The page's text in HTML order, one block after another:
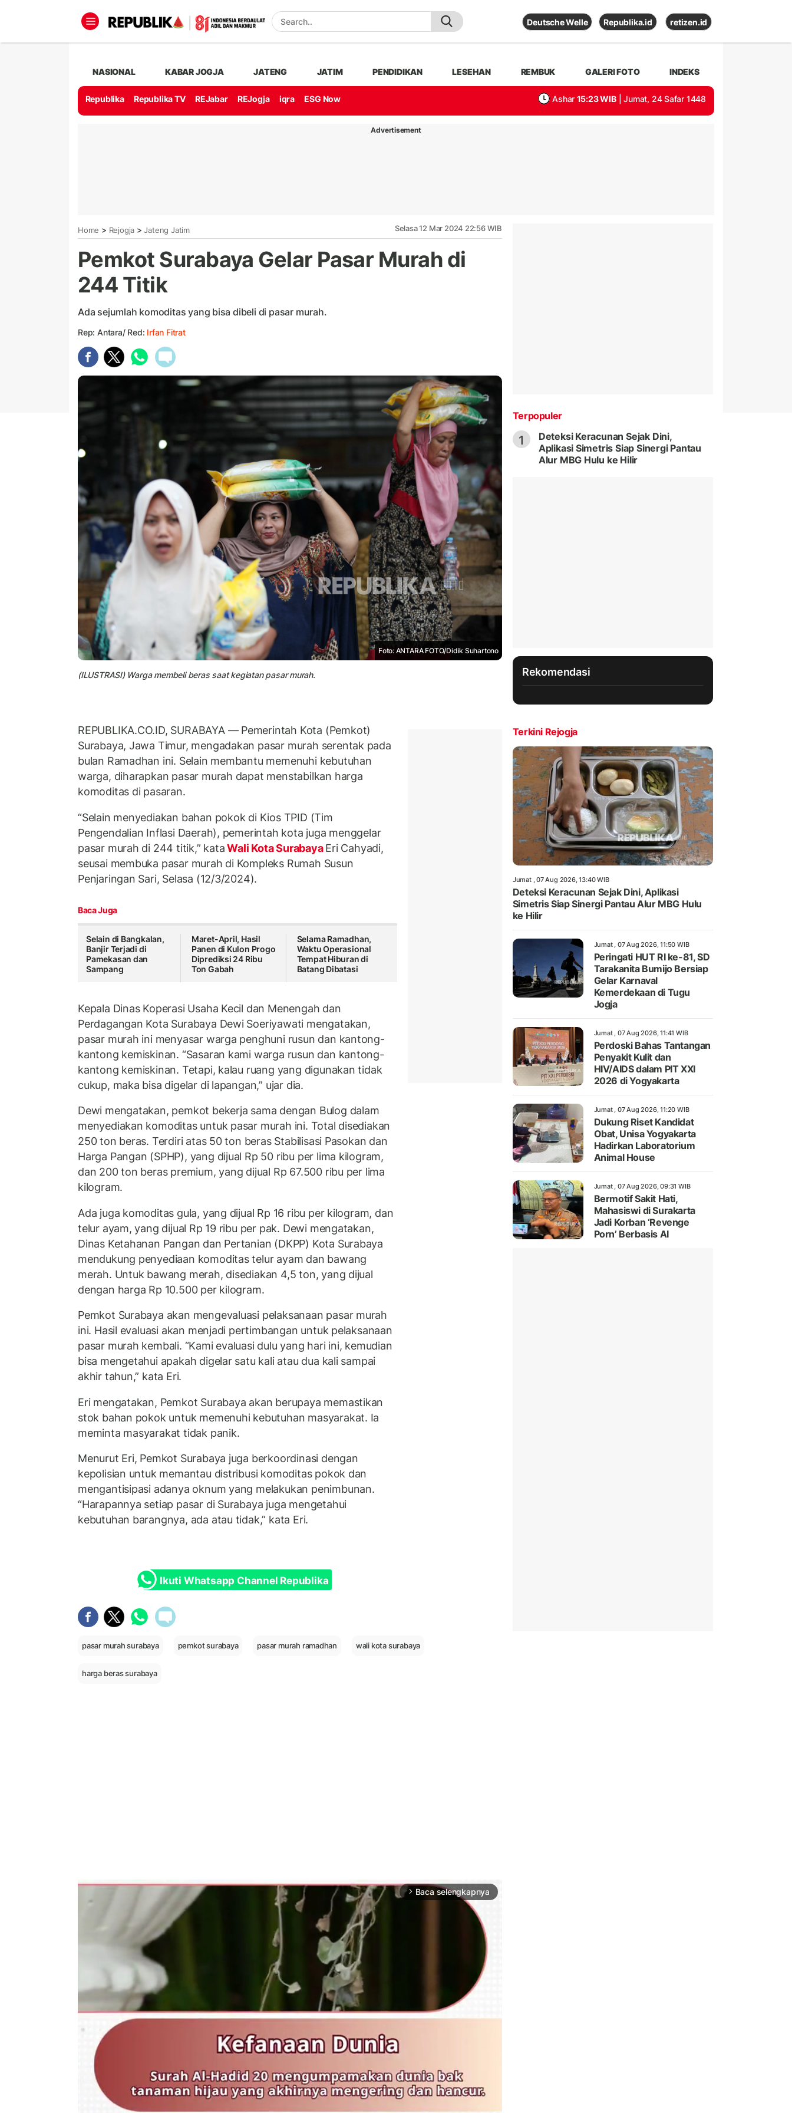
Deutsche Welle Republika.id retizen.id
NASIONAL KABAR JOGJA JATENG JATIM PENDIDIKAN LESEHAN REMBUK GALERI FOTO INDEKS
Republika Republika TV REJabar REJogja iqra ESG Now Ashar 15:23 WIB | Jumat, 24 Safar 1448
Advertisement
Home > Rejogja > Jateng Jatim Selasa 12 Mar 2024 22:56 WIB
Pemkot Surabaya Gelar Pasar Murah di
244 Titik
Ada sejumlah komoditas yang bisa dibeli di pasar murah.
Rep: Antara/ Red: Irfan Fitrat
Foto: ANTARA FOTO/Didik Suhartono
(ILUSTRASI) Warga membeli beras saat kegiatan pasar murah.
REPUBLIKA.CO.ID, SURABAYA — Pemerintah Kota (Pemkot)
Surabaya, Jawa Timur, mengadakan pasar murah serentak pada
bulan Ramadhan ini. Selain membantu memenuhi kebutuhan
warga, diharapkan pasar murah dapat menstabilkan harga
komoditas di pasaran.
“Selain menyediakan bahan pokok di Kios TPID (Tim
Pengendalian Inflasi Daerah), pemerintah kota juga menggelar
pasar murah di 244 titik,” kataWali Kota SurabayaEri Cahyadi,
seusai membuka pasar murah di Kompleks Rumah Susun
Penjaringan Sari, Selasa (12/3/2024).
Baca Juga
Selain di Bangkalan,
Banjir Terjadi di
Pamekasan dan
Sampang
Maret-April, Hasil
Panen di Kulon Progo
Diprediksi 24 Ribu
Ton Gabah
Selama Ramadhan,
Waktu Operasional
Tempat Hiburan di
Batang Dibatasi
Kepala Dinas Koperasi Usaha Kecil dan Menengah dan
Perdagangan Kota Surabaya Dewi Soeriyawati mengatakan,
pasar murah ini menyasar warga penghuni rusun dan kantong-
kantong kemiskinan. “Sasaran kami warga rusun dan kantong-
kantong kemiskinan. Tetapi, kalau ruang yang digunakan tidak
cukup, maka bisa digelar di lapangan,” ujar dia.
Dewi mengatakan, pemkot bekerja sama dengan Bulog dalam
menyediakan komoditas untuk pasar murah ini. Total disediakan
250 ton beras. Terdiri atas 50 ton beras Stabilisasi Pasokan dan
Harga Pangan (SPHP), yang dijual Rp 50 ribu per lima kilogram,
dan 200 ton beras premium, yang dijual Rp 67.500 ribu per lima
kilogram.
Ada juga komoditas gula, yang dijual Rp 16 ribu per kilogram, dan
telur ayam, yang dijual Rp 19 ribu per pak. Dewi mengatakan,
Dinas Ketahanan Pangan dan Pertanian (DKPP) Kota Surabaya
mendukung penyediaan komoditas telur ayam dan bawang
merah. Untuk bawang merah, disediakan 4,5 ton, yang dijual
dengan harga Rp 10.500 per kilogram.
Pemkot Surabaya akan mengevaluasi pelaksanaan pasar murah
ini. Hasil evaluasi akan menjadi pertimbangan untuk pelaksanaan
pasar murah kembali. “Kami evaluasi dulu yang hari ini, kemudian
bisa mengetahui apakah digelar satu kali atau dua kali sampai
akhir tahun,” kata Eri.
Eri mengatakan, Pemkot Surabaya akan berupaya memastikan
stok bahan pokok untuk memenuhi kebutuhan masyarakat. Ia
meminta masyarakat tidak panik.
Menurut Eri, Pemkot Surabaya juga berkoordinasi dengan
kepolisian untuk memantau distribusi komoditas pokok dan
mengantisipasi adanya oknum yang melakukan penimbunan.
“Harapannya setiap pasar di Surabaya juga mengetahui
kebutuhan barangnya, ada atau tidak,” kata Eri.
Ikuti Whatsapp Channel Republika
pasar murah surabaya pemkot surabaya pasar murah ramadhan wali kota surabaya
harga beras surabaya
arrow_forward_ios Baca selengkapnya
Terpopuler
1
Deteksi Keracunan Sejak Dini,
Aplikasi Simetris Siap Sinergi Pantau
Alur MBG Hulu ke Hilir
Rekomendasi
Terkini Rejogja
Jumat , 07 Aug 2026, 13:40 WIB
Deteksi Keracunan Sejak Dini, Aplikasi
Simetris Siap Sinergi Pantau Alur MBG Hulu
ke Hilir
Jumat , 07 Aug 2026, 11:50 WIB
Peringati HUT RI ke-81, SD
Tarakanita Bumijo Bersiap
Gelar Karnaval
Kemerdekaan di Tugu
Jogja
Jumat , 07 Aug 2026, 11:41 WIB
Perdoski Bahas Tantangan
Penyakit Kulit dan
HIV/AIDS dalam PIT XXI
2026 di Yogyakarta
Jumat , 07 Aug 2026, 11:20 WIB
Dukung Riset Kandidat
Obat, Unisa Yogyakarta
Hadirkan Laboratorium
Animal House
Jumat , 07 Aug 2026, 09:31 WIB
Bermotif Sakit Hati,
Mahasiswi di Surakarta
Jadi Korban ‘Revenge
Porn’ Berbasis AI